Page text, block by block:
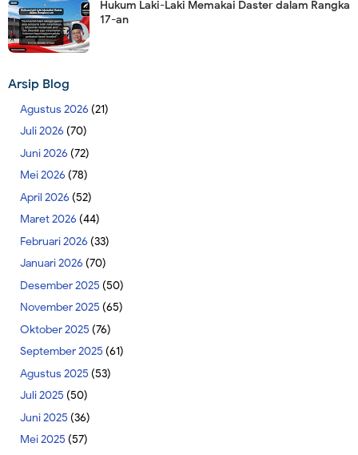
Hukum Laki-Laki Memakai Daster dalam Rangka
17-an
Arsip Blog
Agustus 2026 (21)
Juli 2026 (70)
Juni 2026 (72)
Mei 2026 (78)
April 2026 (52)
Maret 2026 (44)
Februari 2026 (33)
Januari 2026 (70)
Desember 2025 (50)
November 2025 (65)
Oktober 2025 (76)
September 2025 (61)
Agustus 2025 (53)
Juli 2025 (50)
Juni 2025 (36)
Mei 2025 (57)